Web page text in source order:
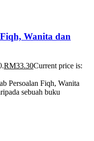
Wanita dan
RM33.30Current price is:
Persoalan Fiqh, Wanita
sebuah buku